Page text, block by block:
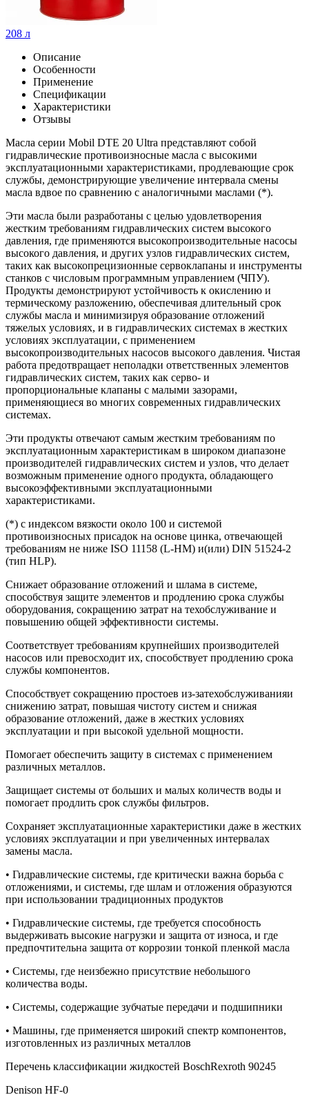
208 л
Описание
Особенности
Применение
Спецификации
Характеристики
Отзывы
Масла серии Mobil DTE 20 Ultra представляют собой
гидравлические противоизносные масла с высокими
эксплуатационными характеристиками, продлевающие срок
службы, демонстрирующие увеличение интервала смены
масла вдвое по сравнению с аналогичными маслами (*).
Эти масла были разработаны с целью удовлетворения
жестким требованиям гидравлических систем высокого
давления, где применяются высокопроизводительные насосы
высокого давления, и других узлов гидравлических систем,
таких как высокопрецизионные сервоклапаны и инструменты
станков с числовым программным управлением (ЧПУ).
Продукты демонстрируют устойчивость к окислению и
термическому разложению, обеспечивая длительный срок
службы масла и минимизируя образование отложений
тяжелых условиях, и в гидравлических системах в жестких
условиях эксплуатации, с применением
высокопроизводительных насосов высокого давления. Чистая
работа предотвращает неполадки ответственных элементов
гидравлических систем, таких как серво- и
пропорциональные клапаны с малыми зазорами,
применяющиеся во многих современных гидравлических
системах.
Эти продукты отвечают самым жестким требованиям по
эксплуатационным характеристикам в широком диапазоне
производителей гидравлических систем и узлов, что делает
возможным применение одного продукта, обладающего
высокоэффективными эксплуатационными
характеристиками.
(*) с индексом вязкости около 100 и системой
противоизносных присадок на основе цинка, отвечающей
требованиям не ниже ISO 11158 (L-HM) и(или) DIN 51524-2
(тип HLP).
Снижает образование отложений и шлама в системе,
способствуя защите элементов и продлению срока службы
оборудования, сокращению затрат на техобслуживание и
повышению общей эффективности системы.
Соответствует требованиям крупнейших производителей
насосов или превосходит их, способствует продлению срока
службы компонентов.
Способствует сокращению простоев из-затехобслуживанияи
снижению затрат, повышая чистоту систем и снижая
образование отложений, даже в жестких условиях
эксплуатации и при высокой удельной мощности.
Помогает обеспечить защиту в системах с применением
различных металлов.
Защищает системы от больших и малых количеств воды и
помогает продлить срок службы фильтров.
Сохраняет эксплуатационные характеристики даже в жестких
условиях эксплуатации и при увеличенных интервалах
замены масла.
• Гидравлические системы, где критически важна борьба с
отложениями, и системы, где шлам и отложения образуются
при использовании традиционных продуктов
• Гидравлические системы, где требуется способность
выдерживать высокие нагрузки и защита от износа, и где
предпочтительна защита от коррозии тонкой пленкой масла
• Системы, где неизбежно присутствие небольшого
количества воды.
• Системы, содержащие зубчатые передачи и подшипники
• Машины, где применяется широкий спектр компонентов,
изготовленных из различных металлов
Перечень классификации жидкостей BoschRexroth 90245
Denison HF-0